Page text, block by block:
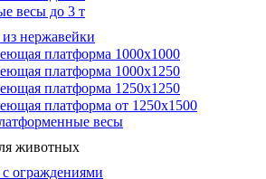
весы до 3 т
нержавейки
платформа 1000х1000
платформа 1000х1250
платформа 1250х1250
платформа от 1250х1500
весы
животных
ограждениями